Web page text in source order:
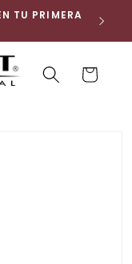
TU PRIMERA
Buscar Carrito